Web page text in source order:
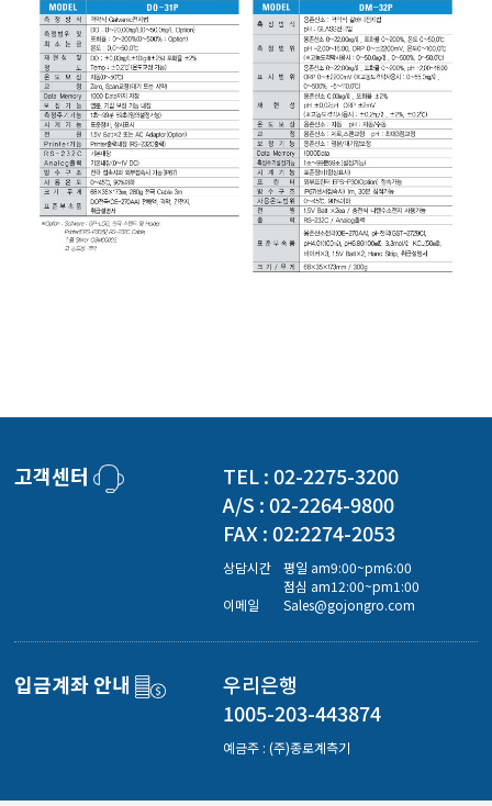
고객센터
TEL : 02-2275-3200
A/S : 02-2264-9800
FAX : 02:2274-2053
상담시간
평일 am9:00~pm6:00
점심 am12:00~pm1:00
이메일
Sales@gojongro.com
입금계좌 안내
우리은행
1005-203-443874
예금주 : (주)종로계측기